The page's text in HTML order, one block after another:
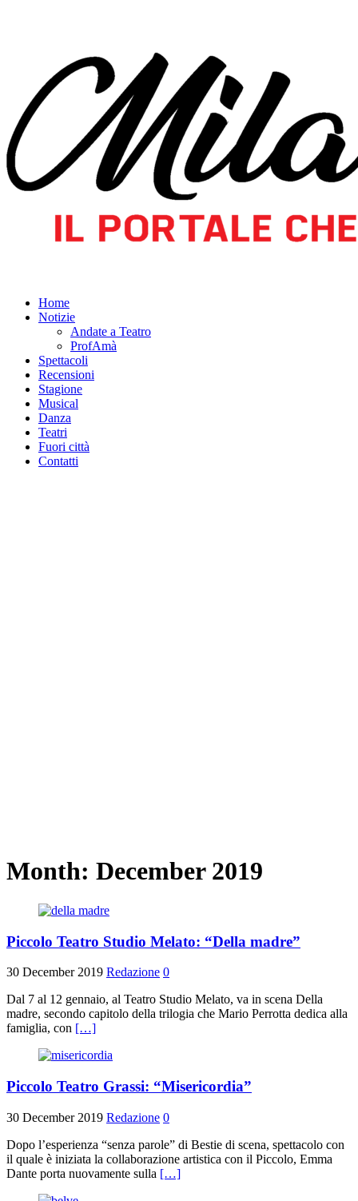
Home
Notizie
Andate a Teatro
ProfAmà
Spettacoli
Recensioni
Stagione
Musical
Danza
Teatri
Fuori città
Contatti
Month: December 2019
Piccolo Teatro Studio Melato: “Della madre”
30 December 2019 Redazione 0
Dal 7 al 12 gennaio, al Teatro Studio Melato, va in scena Della
madre, secondo capitolo della trilogia che Mario Perrotta dedica alla
famiglia, con […]
Piccolo Teatro Grassi: “Misericordia”
30 December 2019 Redazione 0
Dopo l’esperienza “senza parole” di Bestie di scena, spettacolo con
il quale è iniziata la collaborazione artistica con il Piccolo, Emma
Dante porta nuovamente sulla […]